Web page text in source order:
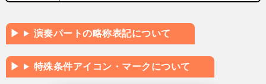
演奏パートの略称表記について
特殊条件アイコン・マークについて